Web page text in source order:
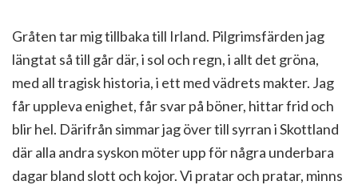
Gråten tar mig tillbaka till Irland. Pilgrimsfärden jag
längtat så till går där, i sol och regn, i allt det gröna,
med all tragisk historia, i ett med vädrets makter. Jag
får uppleva enighet, får svar på böner, hittar frid och
blir hel. Därifrån simmar jag över till syrran i Skottland
där alla andra syskon möter upp för några underbara
dagar bland slott och kojor. Vi pratar och pratar, minns